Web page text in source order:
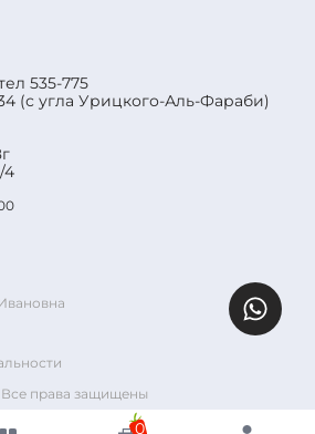
535-775
(с угла Урицкого-Аль-Фараби)
4
права защищены
0